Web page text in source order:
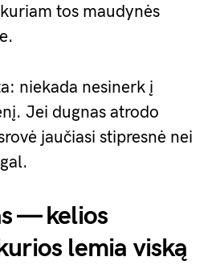
tos maudynės
niekada nesinerk į
Jei dugnas atrodo
jaučiasi stipresnė nei
— kelios
lemia viską